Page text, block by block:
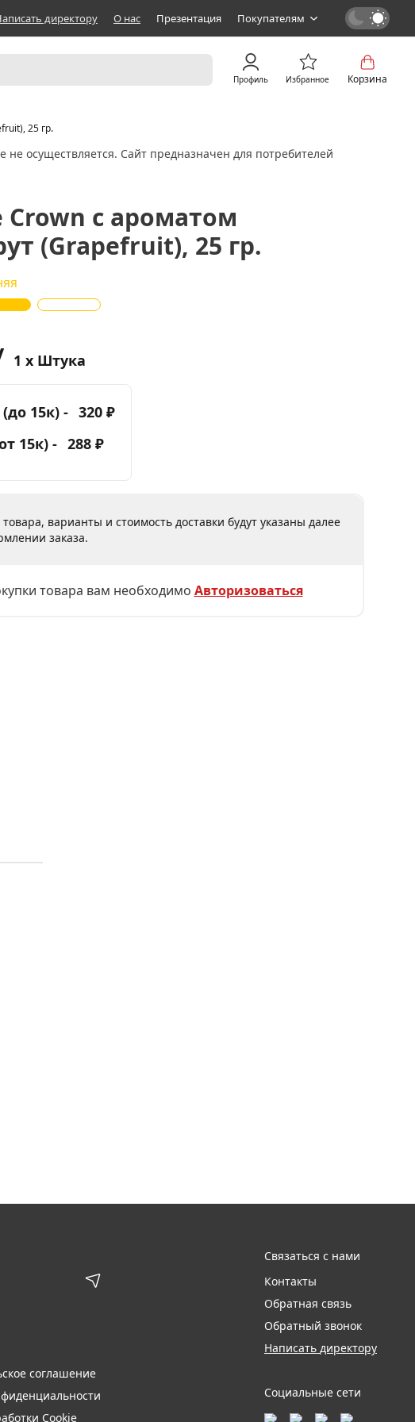
директору О нас Презентация Покупателям
Профиль Избранное Корзина
25 гр.
осуществляется. Сайт предназначен для потребителей
Crown с ароматом
(Grapefruit), 25 гр.
1 x Штука
15к) - 320 ₽
15к) - 288 ₽
варианты и стоимость доставки будут указаны далее
заказа.
товара вам необходимо Авторизоваться
соглашение
Cookie
Связаться с нами
Контакты
Обратная связь
Обратный звонок
Написать директору
Социальные сети